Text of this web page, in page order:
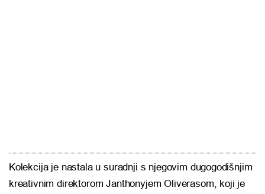
Kolekcija je nastala u suradnji s njegovim dugogodišnjim
kreativnim direktorom Janthonyjem Oliverasom, koji je